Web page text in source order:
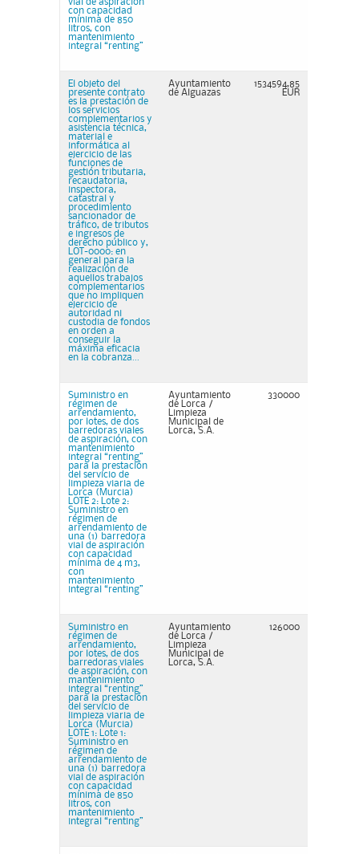
vial de aspiración
con capacidad
mínima de 850
litros, con
mantenimiento
integral “renting”
El objeto del
presente contrato
es la prestación de
los servicios
complementarios y
asistencia técnica,
material e
informática al
ejercicio de las
funciones de
gestión tributaria,
recaudatoria,
inspectora,
catastral y
procedimiento
sancionador de
tráfico, de tributos
e ingresos de
derecho público y,
LOT-0000: en
general para la
realización de
aquellos trabajos
complementarios
que no impliquen
ejercicio de
autoridad ni
custodia de fondos
en orden a
conseguir la
máxima eficacia
en la cobranza...
Ayuntamiento
de Alguazas
1534594,85
EUR
Suministro en
régimen de
arrendamiento,
por lotes, de dos
barredoras viales
de aspiración, con
mantenimiento
integral “renting”
para la prestación
del servicio de
limpieza viaria de
Lorca (Murcia)
LOTE 2: Lote 2:
Suministro en
régimen de
arrendamiento de
una (1) barredora
vial de aspiración
con capacidad
mínima de 4 m3,
con
mantenimiento
integral “renting”
Ayuntamiento
de Lorca /
Limpieza
Municipal de
Lorca, S.A.
330000
Suministro en
régimen de
arrendamiento,
por lotes, de dos
barredoras viales
de aspiración, con
mantenimiento
integral “renting”
para la prestación
del servicio de
limpieza viaria de
Lorca (Murcia)
LOTE 1: Lote 1:
Suministro en
régimen de
arrendamiento de
una (1) barredora
vial de aspiración
con capacidad
mínima de 850
litros, con
mantenimiento
integral “renting”
Ayuntamiento
de Lorca /
Limpieza
Municipal de
Lorca, S.A.
126000